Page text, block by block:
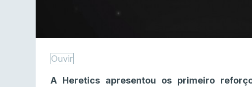
Ouvir
A Heretics apresentou os primeiro